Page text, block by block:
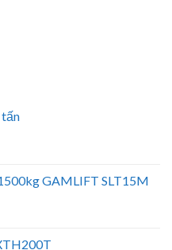
tấn
GAMLIFT SLT15M